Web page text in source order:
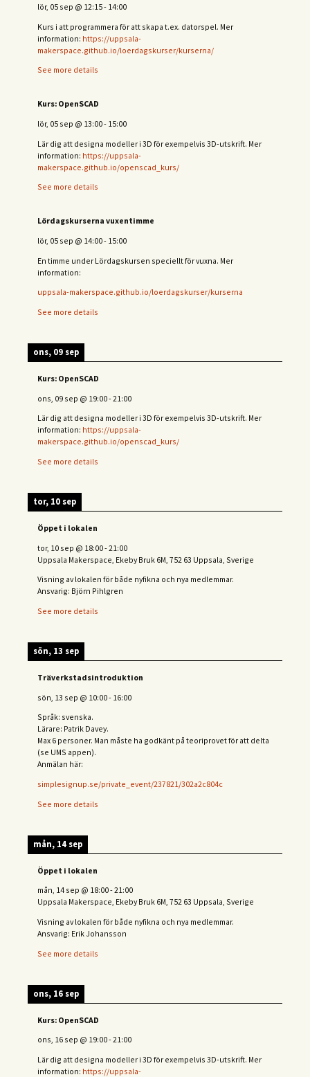
lör, 05 sep @ 12:15- 14:00
Kurs i att programmera för att skapa t.ex. datorspel. Mer
information: https://uppsala-
makerspace.github.io/loerdagskurser/kurserna/
See more details
Kurs: OpenSCAD
lör, 05 sep @ 13:00- 15:00
Lär dig att designa modeller i 3D för exempelvis 3D-utskrift. Mer
information: https://uppsala-
makerspace.github.io/openscad_kurs/
See more details
Lördagskurserna vuxentimme
lör, 05 sep @ 14:00- 15:00
En timme under Lördagskursen speciellt för vuxna. Mer
information:
uppsala-makerspace.github.io/loerdagskurser/kurserna
See more details
ons, 09 sep
Kurs: OpenSCAD
ons, 09 sep @ 19:00-21:00
Lär dig att designa modeller i 3D för exempelvis 3D-utskrift. Mer
information: https://uppsala-
makerspace.github.io/openscad_kurs/
See more details
tor, 10 sep
Öppet i lokalen
tor, 10 sep @ 18:00-21:00
Uppsala Makerspace, Ekeby Bruk 6M, 752 63 Uppsala, Sverige
Visning av lokalen för både nyfikna och nya medlemmar.
Ansvarig: Björn Pihlgren
See more details
sön, 13 sep
Träverkstadsintroduktion
sön, 13 sep @ 10:00- 16:00
Språk: svenska.
Lärare: Patrik Davey.
Max 6 personer. Man måste ha godkänt på teoriprovet för att delta
(se UMS appen).
Anmälan här:
simplesignup.se/private_event/237821/302a2c804c
See more details
mån, 14 sep
Öppet i lokalen
mån, 14 sep @ 18:00-21:00
Uppsala Makerspace, Ekeby Bruk 6M, 752 63 Uppsala, Sverige
Visning av lokalen för både nyfikna och nya medlemmar.
Ansvarig: Erik Johansson
See more details
ons, 16 sep
Kurs: OpenSCAD
ons, 16 sep @ 19:00-21:00
Lär dig att designa modeller i 3D för exempelvis 3D-utskrift. Mer
information: https://uppsala-